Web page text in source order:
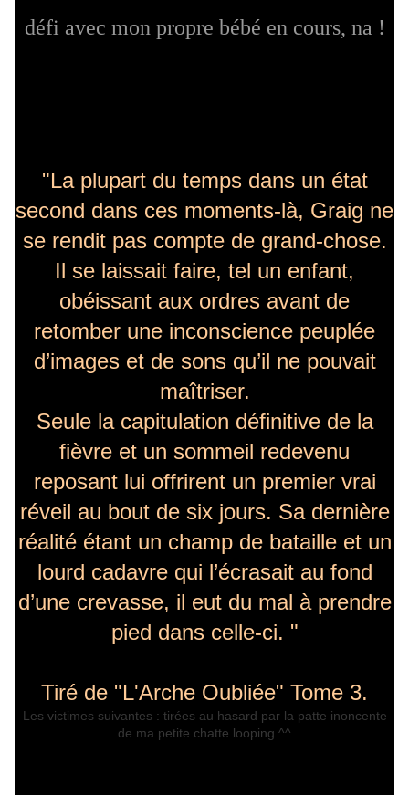
défi avec mon propre bébé en cours, na !
"La plupart du temps dans un état
second dans ces moments-là, Graig ne
se rendit pas compte de grand-chose.
Il se laissait faire, tel un enfant,
obéissant aux ordres avant de
retomber une inconscience peuplée
d’images et de sons qu’il ne pouvait
maîtriser.
Seule la capitulation définitive de la
fièvre et un sommeil redevenu
reposant lui offrirent un premier vrai
réveil au bout de six jours. Sa dernière
réalité étant un champ de bataille et un
lourd cadavre qui l’écrasait au fond
d’une crevasse, il eut du mal à prendre
pied dans celle-ci. "
Tiré de "L'Arche Oubliée" Tome 3.
Les victimes suivantes : tirées au hasard par la patte inoncente
de ma petite chatte looping ^^